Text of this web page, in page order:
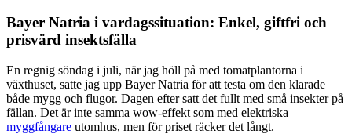
Bayer Natria i vardagssituation: Enkel, giftfri och
prisvärd insektsfälla
En regnig söndag i juli, när jag höll på med tomatplantorna i
växthuset, satte jag upp Bayer Natria för att testa om den klarade
både mygg och flugor. Dagen efter satt det fullt med små insekter på
fällan. Det är inte samma wow-effekt som med elektriska
myggfångare utomhus, men för priset räcker det långt.